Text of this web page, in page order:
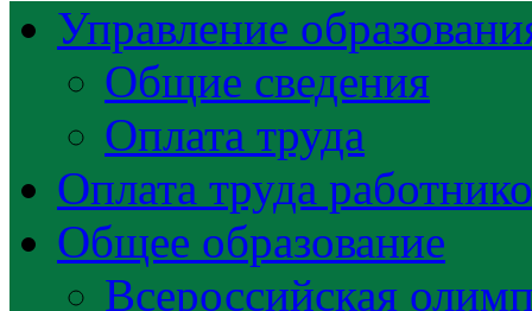
Управление
Общие сведения
Оплата труда
Оплата труда
Общее образование
Всероссийская